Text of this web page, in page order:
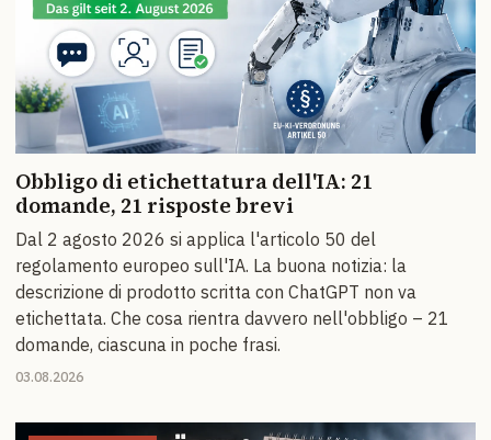
Obbligo di etichettatura dell'IA: 21
domande, 21 risposte brevi
Dal 2 agosto 2026 si applica l'articolo 50 del
regolamento europeo sull'IA. La buona notizia: la
descrizione di prodotto scritta con ChatGPT non va
etichettata. Che cosa rientra davvero nell'obbligo – 21
domande, ciascuna in poche frasi.
03.08.2026